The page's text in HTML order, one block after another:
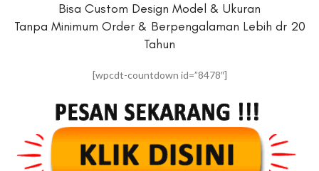
Bisa Custom Design Model & Ukuran
Tanpa Minimum Order & Berpengalaman Lebih dr 20
Tahun
[wpcdt-countdown id=”8478″]